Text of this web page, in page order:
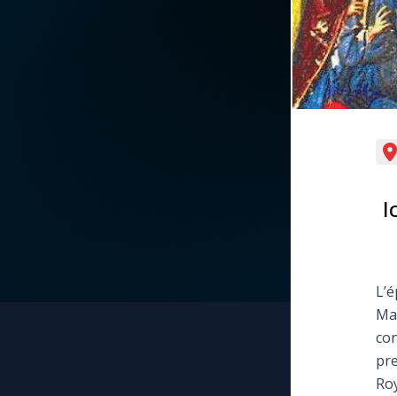
du mois
Marie qui défait les
nœuds
Mes intentions de